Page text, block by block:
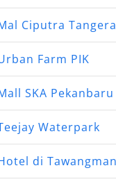
Ciputra
Farm PIK
SKA Pekanbaru
Waterpark
di